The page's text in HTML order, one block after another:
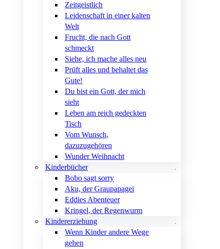
Zeitgeistlich
Leidenschaft in einer kalten
Welt
Frucht, die nach Gott
schmeckt
Siehe, ich mache alles neu
Prüft alles und behaltet das
Gute!
Du bist ein Gott, der mich
sieht
Leben am reich gedeckten
Tisch
Vom Wunsch,
dazuzugehören
Wunder Weihnacht
Kinderbücher
Bobo sagt sorry
Aku, der Graupapagei
Eddies Abenteuer
Kringel, der Regenwurm
Kindererziehung
Wenn Kinder andere Wege
gehen